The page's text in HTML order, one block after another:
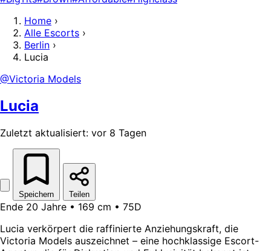
Home ›
Alle Escorts ›
Berlin ›
Lucia
@Victoria Models
Lucia
Zuletzt aktualisiert: vor 8 Tagen
Speichern Teilen
Ende 20 Jahre • 169 cm • 75D
Lucia verkörpert die raffinierte Anziehungskraft, die
Victoria Models auszeichnet – eine hochklassige Escort-